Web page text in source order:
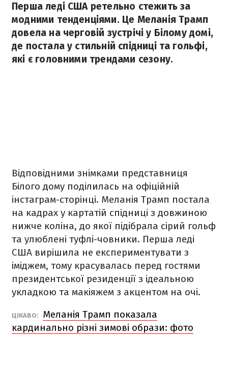
Перша леді США ретельно стежить за
модними тенденціями. Це Меланія Трамп
довела на черговій зустрічі у Білому домі,
де постала у стильній спідниці та гольфі,
які є головними трендами сезону.
Відповідними знімками представниця
Білого дому поділилась на офіційній
інстаграм-сторінці. Меланія Трамп постала
на кадрах у картатій спідниці з довжиною
нижче коліна, до якої підібрала сірий гольф
та улюблені туфлі-човники. Перша леді
США вирішила не експериментувати з
іміджем, тому красувалась перед гостями
президентської резиденції з ідеальною
укладкою та макіяжем з акцентом на очі.
ЦІКАВО:
Меланія Трамп показала
кардинально різні зимові образи: фото